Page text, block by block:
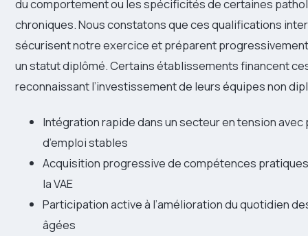
du comportement ou les spécificités de certaines
chroniques. Nous constatons que ces qualifications
sécurisent notre exercice et préparent
un statut diplômé. Certains établissements financent
reconnaissant l’investissement de leurs équipes non
Intégration rapide dans un secteur en tension
d’emploi stables
Acquisition progressive de compétences
la VAE
Participation active à l’amélioration du quotidien
âgées